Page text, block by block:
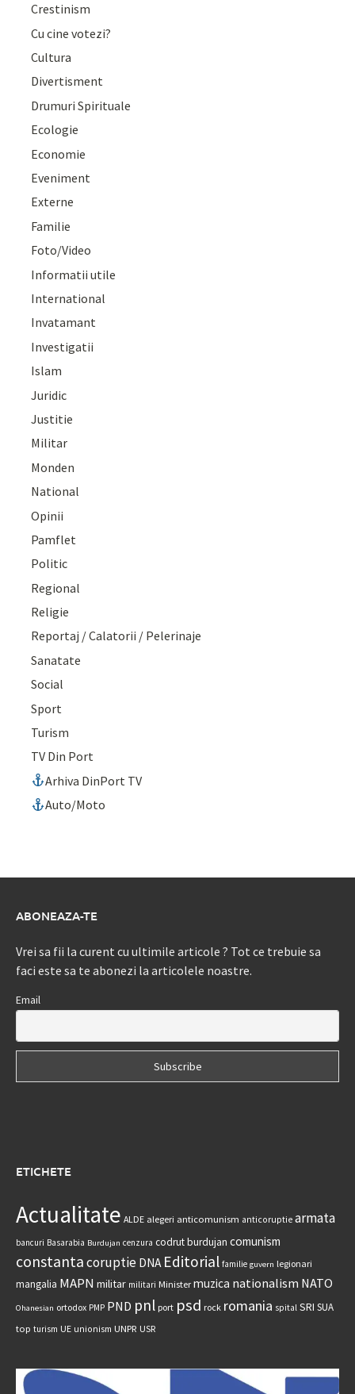
Crestinism
Cu cine votezi?
Cultura
Divertisment
Drumuri Spirituale
Ecologie
Economie
Eveniment
Externe
Familie
Foto/Video
Informatii utile
International
Invatamant
Investigatii
Islam
Juridic
Justitie
Militar
Monden
National
Opinii
Pamflet
Politic
Regional
Religie
Reportaj / Calatorii / Pelerinaje
Sanatate
Social
Sport
Turism
TV Din Port
Arhiva DinPort TV
Auto/Moto
ABONEAZA-TE
Vrei sa fii la curent cu ultimile articole ? Tot ce trebuie sa
faci este sa te abonezi la articolele noastre.
Email
ETICHETE
Actualitate ALDE alegeri anticomunism anticoruptie armata
bancuri Basarabia Burdujan cenzura codrut burdujan comunism
constantacoruptie DNA Editorial familie guvern legionari
mangalia MAPN militar militari Minister muzica nationalism NATO
Ohanesian ortodox PMP PND pnl port psd rock romania spital SRI SUA
top turism UE unionism UNPR USR